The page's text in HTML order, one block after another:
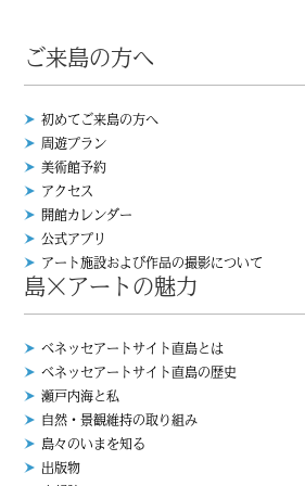
ご来島の方へ
初めてご来島の方へ
周遊プラン
美術館予約
アクセス
開館カレンダー
公式アプリ
アート施設および作品の撮影について
島×アートの魅力
ベネッセアートサイト直島とは
ベネッセアートサイト直島の歴史
瀬戸内海と私
自然・景観維持の取り組み
島々のいまを知る
出版物